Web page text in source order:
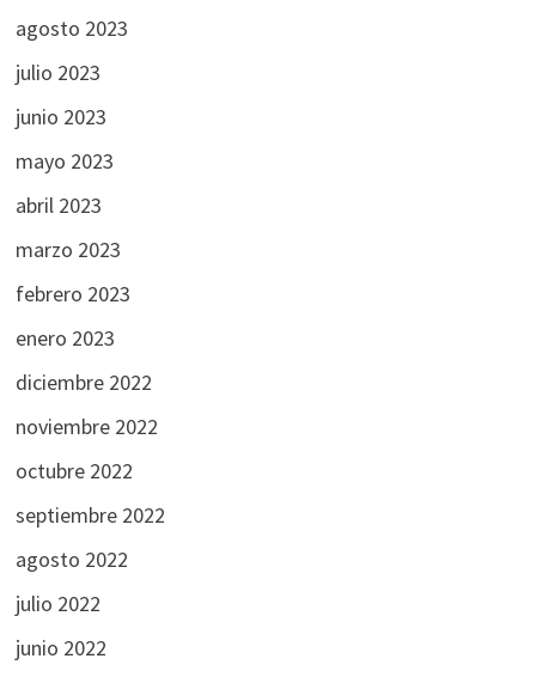
agosto 2023
julio 2023
junio 2023
mayo 2023
abril 2023
marzo 2023
febrero 2023
enero 2023
diciembre 2022
noviembre 2022
octubre 2022
septiembre 2022
agosto 2022
julio 2022
junio 2022